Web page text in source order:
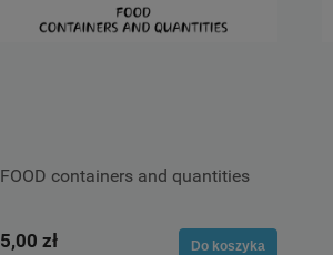
FOOD containers and quantities
5,00 zł Do koszyka